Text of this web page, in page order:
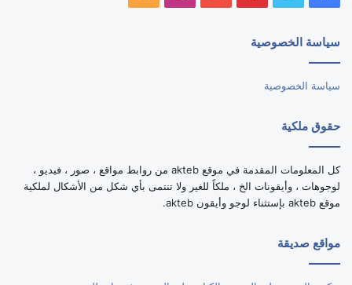
سياسة الخصوصية
سياسة الخصوصية
حقوق ملكية
كل المعلومات المقدمة في موقع akteb من روابط مواقع ، صور ، فيديو ،
لوجوهات ، وأيقونات الخ ، ملكاً للغير ولا تنتمى بأي شكل من الأشكال لملكية
موقع akteb بإستثناء لوجو وأيقون akteb.
مواقع صديقة